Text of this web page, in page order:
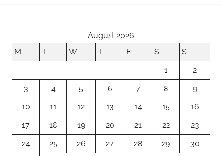
k
August 2026
M
T W T F S
S
1
2
3
4 5 6 7 8
9
10
11 12 13 14 15
16
17
18 19 20 21 22
23
24
25 26 27 28 29
30